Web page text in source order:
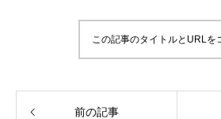
この記事のタイトルとURLを
前の記事